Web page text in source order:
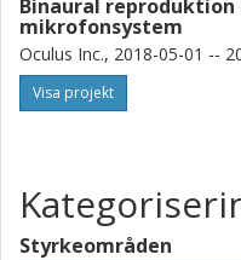
Binaural
mikrofonsystem
Oculus Inc., 2018-05-01 --
Visa projekt
Styrkeområden